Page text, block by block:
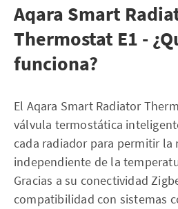
Aqara Smart
Thermostat E1 -
funciona?
El Aqara Smart Radiator
válvula termostática
cada radiador para permitir la
independiente de la
Gracias a su conectividad
compatibilidad con sistemas